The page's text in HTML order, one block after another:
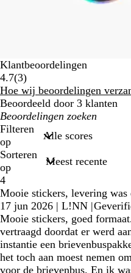
Klantbeoordelingen
4.7(33
klantbeoordelingen
)
Hoe wij beoordelingen
Beoordeeld door 3 klanten
Mijn
zoekopdrachten
Filteren
op
Sorteren
op
4
Mooie stickers, levering was
17 jun 2026 | L!NN |
Mooie stickers, goed
vertraagd doordat er werd
instantie een
het toch aan moest nemen
voor de brievenbus. En ik